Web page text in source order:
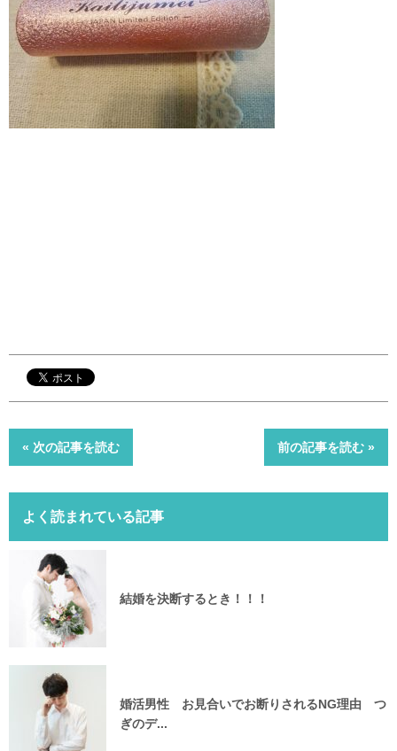
« 次の記事を読む 前の記事を読む »
よく読まれている記事
結婚を決断するとき！！！
婚活男性 お見合いでお断りされるNG理由 つ
ぎのデ...